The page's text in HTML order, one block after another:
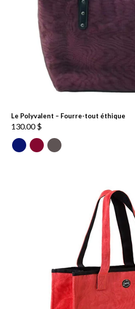
Le Polyvalent – Fourre-tout éthique
130.00$